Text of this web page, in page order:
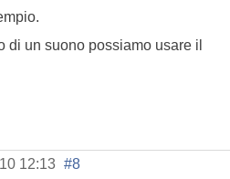
di un suono possiamo usare il
12:13 #8